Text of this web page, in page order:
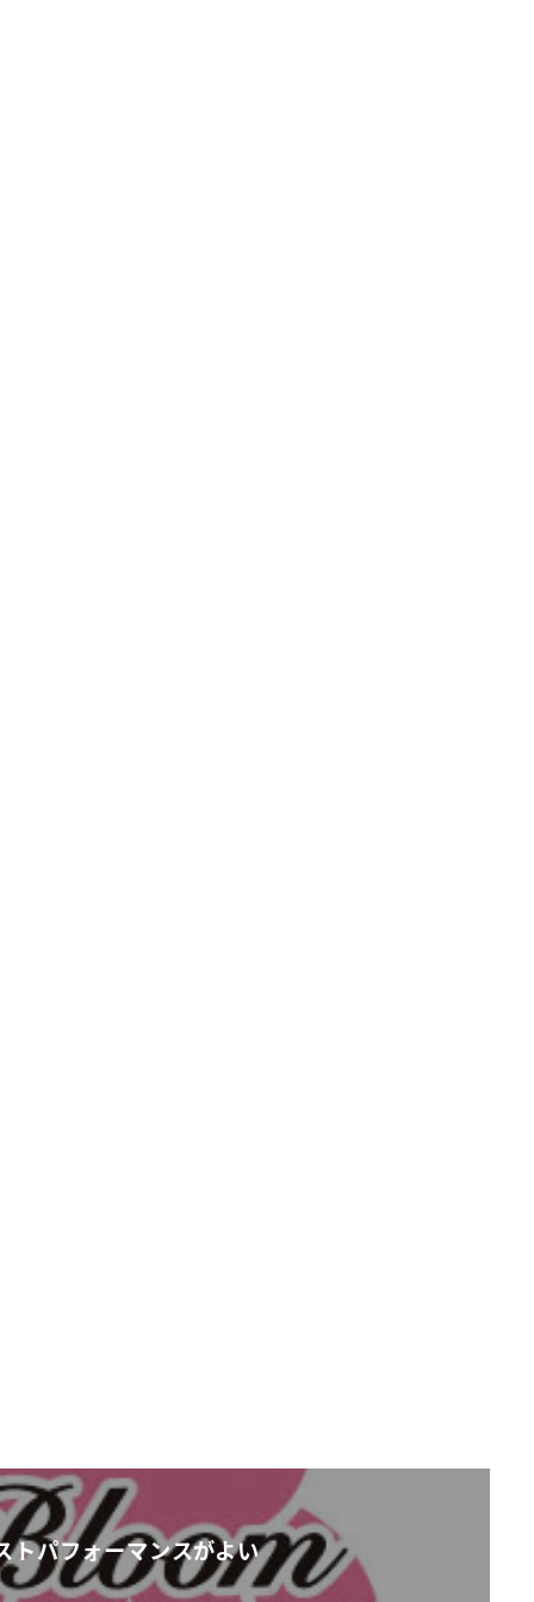
トパフォーマンスがよい